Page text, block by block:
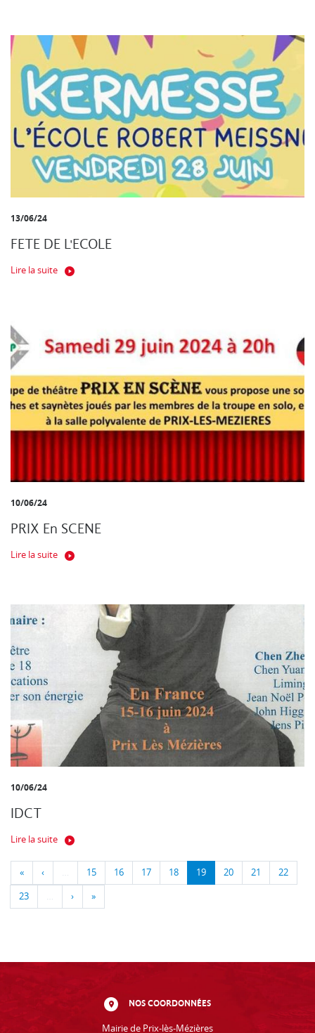
13/06/24
FETE DE L'ECOLE
Lire la suite
10/06/24
PRIX En SCENE
Lire la suite
10/06/24
IDCT
Lire la suite
« ‹ … 15 16 17 18 19 20 21 22
23 … › »
NOS COORDONNÉES
Mairie de Prix-lès-Mézières